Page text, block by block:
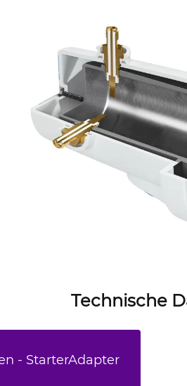
Technische
- StarterAdapter